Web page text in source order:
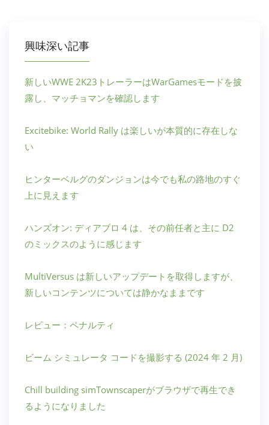
興味深い記事
新しいWWE 2K23トレーラーはWarGamesモードを披
露し、マッチョマンを確認します
Excitebike: World Rally は楽しいが本質的に存在しな
い
ヒンターベルグのダンジョンは今でも私の路地のすぐ
上に見えます
ハンズオン: ディアブロ 4 は、その前任者と主に D2
のミックスのように感じます
MultiVersus は新しいアップデートを取得しますが、
新しいコンテンツについては静かなままです
レビュー：ペナルティ
ビーム シミュレータ コードを撮影する (2024 年 2 月)
Chill building simTownscaperがブラウザで再生でき
るようになりました